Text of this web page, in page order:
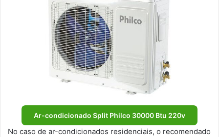
Ar-condicionado Split Philco 30000 Btu 220v
No caso de ar-condicionados residenciais, o recomendado